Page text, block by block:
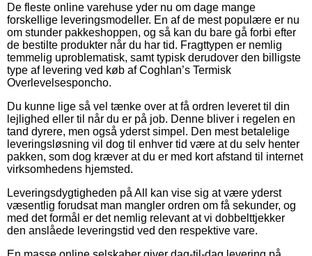
De fleste online varehuse yder nu om dage mange
forskellige leveringsmodeller. En af de mest populære er nu
om stunder pakkeshoppen, og så kan du bare gå forbi efter
de bestilte produkter når du har tid. Fragttypen er nemlig
temmelig uproblematisk, samt typisk derudover den billigste
type af levering ved køb af Coghlan’s Termisk
Overlevelsesponcho.
Du kunne lige så vel tænke over at få ordren leveret til din
lejlighed eller til når du er på job. Denne bliver i regelen en
tand dyrere, men også yderst simpel. Den mest betalelige
leveringsløsning vil dog til enhver tid være at du selv henter
pakken, som dog kræver at du er med kort afstand til internet
virksomhedens hjemsted.
Leveringsdygtigheden på All kan vise sig at være yderst
væsentlig forudsat man mangler ordren om få sekunder, og
med det formål er det nemlig relevant at vi dobbelttjekker
den anslåede leveringstid ved den respektive vare.